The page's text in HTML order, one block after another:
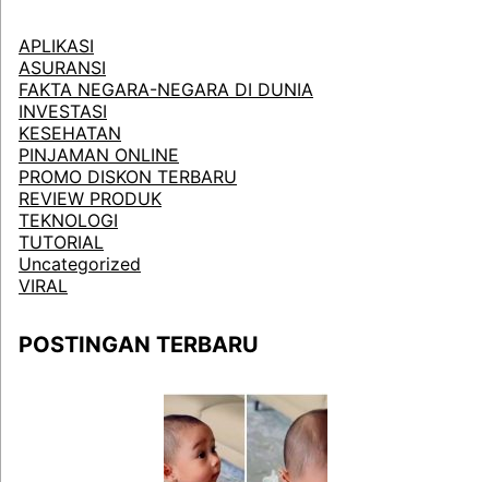
APLIKASI
ASURANSI
FAKTA NEGARA-NEGARA DI DUNIA
INVESTASI
KESEHATAN
PINJAMAN ONLINE
PROMO DISKON TERBARU
REVIEW PRODUK
TEKNOLOGI
TUTORIAL
Uncategorized
VIRAL
POSTINGAN TERBARU